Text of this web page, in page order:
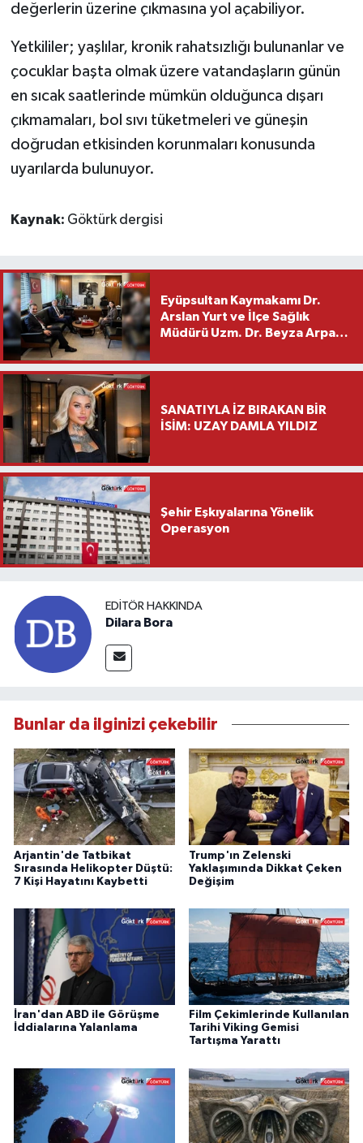
değerlerin üzerine çıkmasına yol açabiliyor.
Yetkililer; yaşlılar, kronik rahatsızlığı bulunanlar ve
çocuklar başta olmak üzere vatandaşların günün
en sıcak saatlerinde mümkün olduğunca dışarı
çıkmamaları, bol sıvı tüketmeleri ve güneşin
doğrudan etkisinden korunmaları konusunda
uyarılarda bulunuyor.
Kaynak: Göktürk dergisi
Eyüpsultan Kaymakamı Dr.
Arslan Yurt ve İlçe Sağlık
Müdürü Uzm. Dr. Beyza Arpacı
Ziyareti
SANATIYLA İZ BIRAKAN BİR
İSİM: UZAY DAMLA YILDIZ
Şehir Eşkıyalarına Yönelik
Operasyon
EDITÖR HAKKINDA
Dilara Bora
Bunlar da ilginizi çekebilir
Arjantin'de Tatbikat
Sırasında Helikopter Düştü:
7 Kişi Hayatını Kaybetti
Trump'ın Zelenski
Yaklaşımında Dikkat Çeken
Değişim
İran'dan ABD ile Görüşme
İddialarına Yalanlama
Film Çekimlerinde Kullanılan
Tarihi Viking Gemisi
Tartışma Yarattı